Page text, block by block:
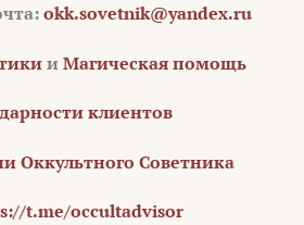
okk.sovetnik@yandex.ru
иМагическая помощь
клиентов
Оккультного Советника
t.me/occultadvisor